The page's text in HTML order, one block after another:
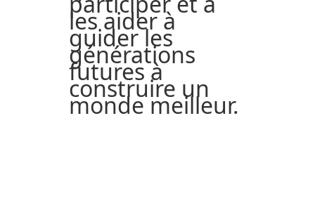
les aider à
guider les
générations
futures à
construire un
monde meilleur.